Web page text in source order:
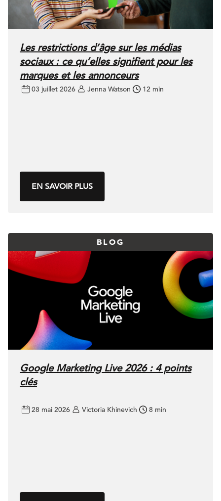
Les restrictions d’âge sur les médias
sociaux : ce qu’elles signifient pour les
marques et les annonceurs
03 juillet 2026 Jenna Watson 12 min
EN SAVOIR PLUS
BLOG
Google Marketing Live 2026 : 4 points
clés
28 mai 2026 Victoria Khinevich 8 min